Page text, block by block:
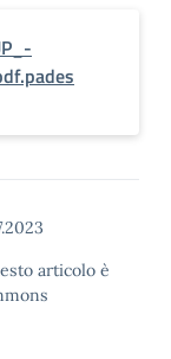
articolo è